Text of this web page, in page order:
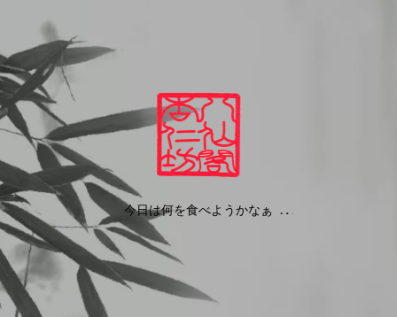
今日は何を食べようかなぁ
2025/06/09から6／14のランチメニュー